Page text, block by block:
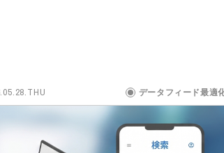
データフィード最適